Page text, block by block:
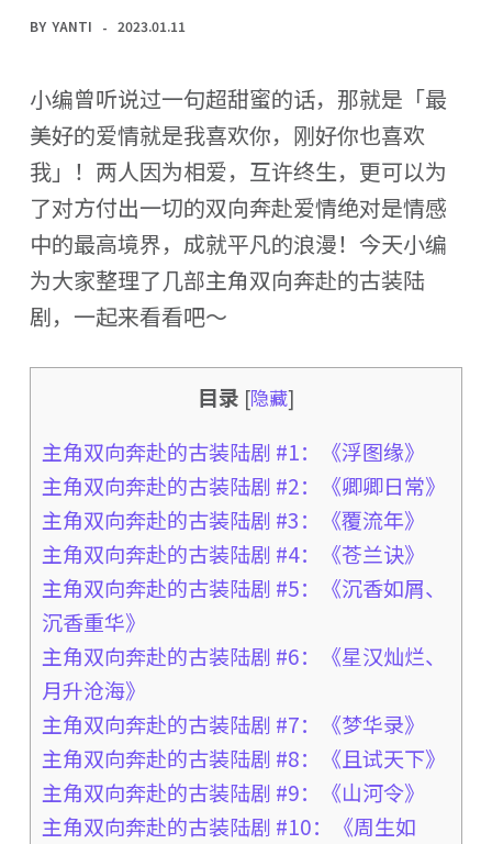
BY YANTI 2023.01.11
小编曾听说过一句超甜蜜的话，那就是「最
美好的爱情就是我喜欢你，刚好你也喜欢
我」！两人因为相爱，互许终生，更可以为
了对方付出一切的双向奔赴爱情绝对是情感
中的最高境界，成就平凡的浪漫！今天小编
为大家整理了几部主角双向奔赴的古装陆
剧，一起来看看吧～
目录 [隐藏]
主角双向奔赴的古装陆剧 #1：《浮图缘》
主角双向奔赴的古装陆剧 #2：《卿卿日常》
主角双向奔赴的古装陆剧 #3：《覆流年》
主角双向奔赴的古装陆剧 #4：《苍兰诀》
主角双向奔赴的古装陆剧 #5：《沉香如屑、
沉香重华》
主角双向奔赴的古装陆剧 #6：《星汉灿烂、
月升沧海》
主角双向奔赴的古装陆剧 #7：《梦华录》
主角双向奔赴的古装陆剧 #8：《且试天下》
主角双向奔赴的古装陆剧 #9：《山河令》
主角双向奔赴的古装陆剧 #10：《周生如